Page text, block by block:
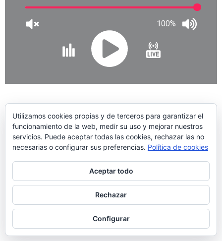
100%
Utilizamos cookies propias y de terceros para garantizar el
funcionamiento de la web, medir su uso y mejorar nuestros
servicios. Puede aceptar todas las cookies, rechazar las no
necesarias o configurar sus preferencias. Política de cookies
Aceptar todo
Rechazar
Configurar